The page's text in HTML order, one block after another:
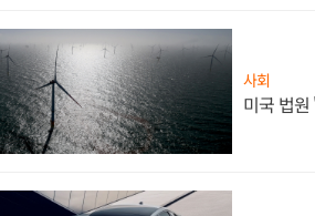
사회
미국 법